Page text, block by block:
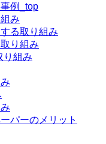
例_top
み
る取り組み
り組み
り組み
パーのメリット